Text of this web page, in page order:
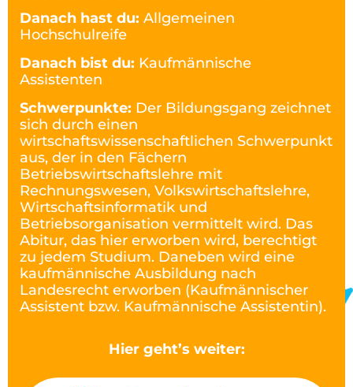
Danach hast du: Allgemeinen
Hochschulreife
Danach bist du: Kaufmännische
Assistenten
Schwerpunkte: Der Bildungsgang zeichnet
sich durch einen
wirtschaftswissenschaftlichen Schwerpunkt
aus, der in den Fächern
Betriebswirtschaftslehre mit
Rechnungswesen, Volkswirtschaftslehre,
Wirtschaftsinformatik und
Betriebsorganisation vermittelt wird. Das
Abitur, das hier erworben wird, berechtigt
zu jedem Studium. Daneben wird eine
kaufmännische Ausbildung nach
Landesrecht erworben (Kaufmännischer
Assistent bzw. Kaufmännische Assistentin).
Hier geht’s weiter: